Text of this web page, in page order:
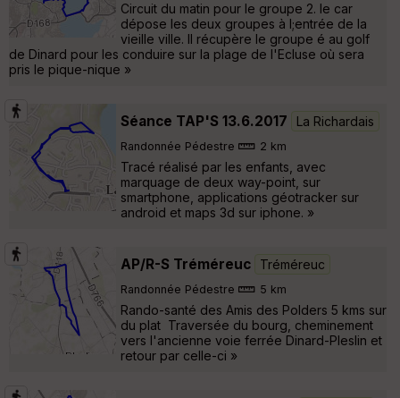
Circuit du matin pour le groupe 2. le car
dépose les deux groupes à l;entrée de la
vieille ville. Il récupère le groupe é au golf
de Dinard pour les conduire sur la plage de l'Ecluse où sera
pris le pique-nique »
Séance TAP'S 13.6.2017 La Richardais
Randonnée Pédestre 2 km
Tracé réalisé par les enfants, avec
marquage de deux way-point, sur
smartphone, applications géotracker sur
android et maps 3d sur iphone. »
AP/R-S Tréméreuc Tréméreuc
Randonnée Pédestre 5 km
Rando-santé des Amis des Polders 5 kms sur
du plat Traversée du bourg, cheminement
vers l'ancienne voie ferrée Dinard-Pleslin et
retour par celle-ci »